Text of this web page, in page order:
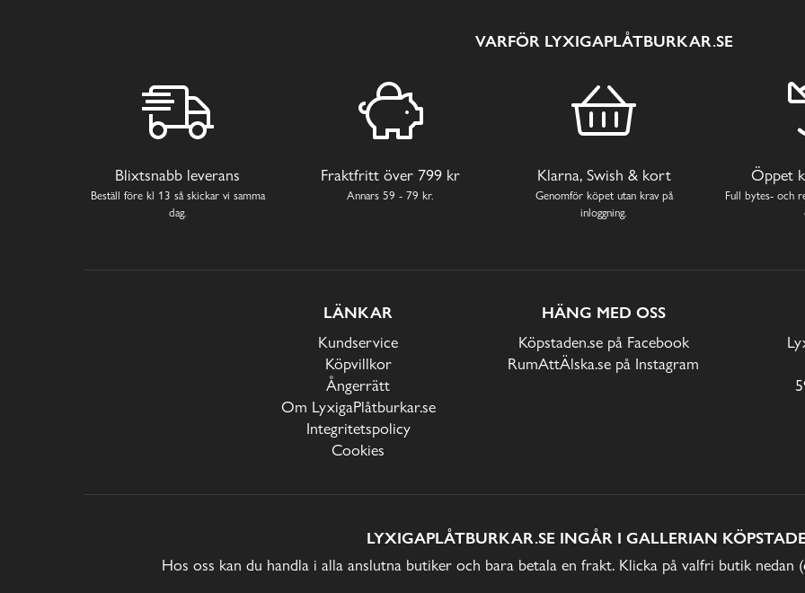
VARFÖR LYXIGAPLÅTBURKAR.SE
Blixtsnabb leverans
Beställ före kl 13 så skickar vi samma
dag.
Fraktfritt över 799 kr
Annars 59 - 79 kr.
Klarna, Swish & kort
Genomför köpet utan krav på
inloggning.
Öppet
Full bytes- och
LÄNKAR
Kundservice
Köpvillkor
Ångerrätt
Om LyxigaPlåtburkar.se
Integritetspolicy
Cookies
HÄNG MED OSS
Köpstaden.se på Facebook
RumAttÄlska.se på Instagram
LYXIGAPLÅTBURKAR.SE INGÅR I GALLERIAN
Hos oss kan du handla i alla anslutna butiker och bara betala en frakt. Klicka på valfri butik